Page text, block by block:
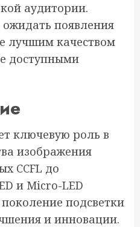
аудитории.
появления
лучшим качеством
доступными
ключевую роль в
изображения
CCFL до
и Micro-LED
подсветки
и инновации.